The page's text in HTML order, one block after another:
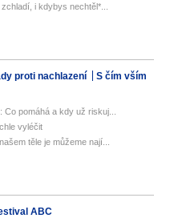
i kdybys nechtěl*...
proti nachlazení
S čím vším
pomáhá a kdy už riskuj...
vyléčit
těle je můžeme nají...
ABC